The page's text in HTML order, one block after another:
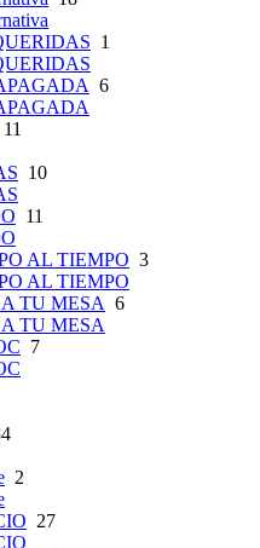
1
6
11
10
11
AL TIEMPO 3
AL TIEMPO
TU MESA 6
TU MESA
7
2
27